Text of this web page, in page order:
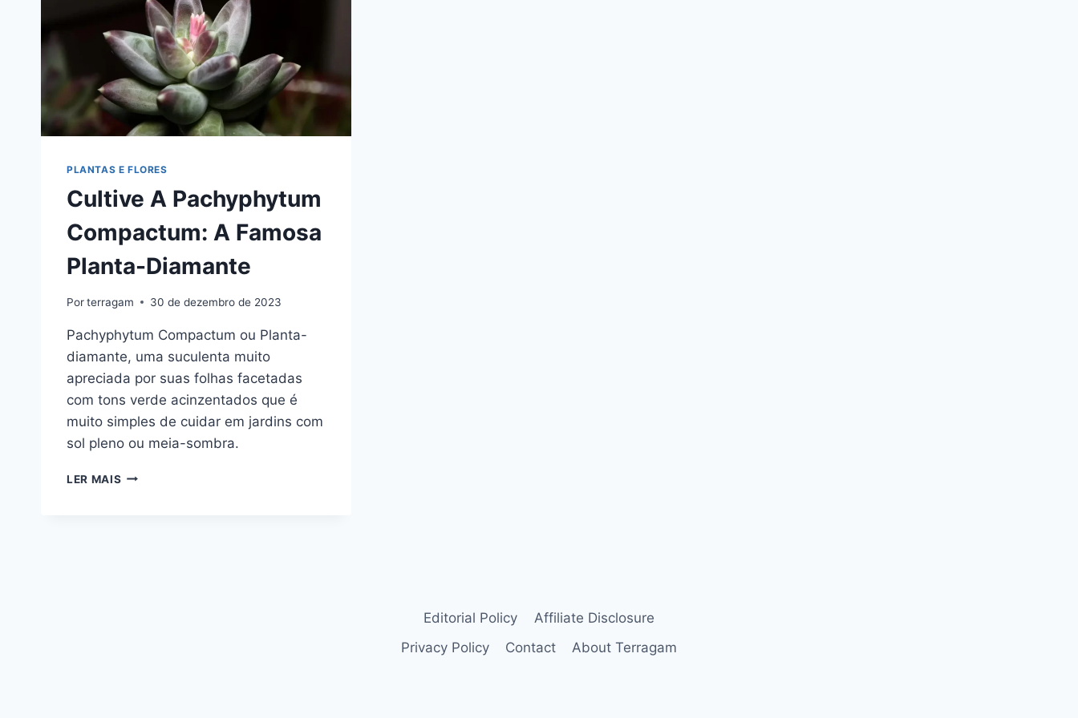
PLANTAS E FLORES
Cultive A Pachyphytum
Compactum: A Famosa
Planta-Diamante
Porterragam 30 de dezembro de 2023
Pachyphytum Compactum ou Planta-
diamante, uma suculenta muito
apreciada por suas folhas facetadas
com tons verde acinzentados que é
muito simples de cuidar em jardins com
sol pleno ou meia-sombra.
LER MAIS CULTIVE
Editorial Policy
Affiliate Disclosure
Privacy Policy
Contact About Terragam